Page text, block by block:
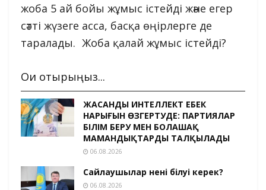
жоба 5 ай бойы жұмыс істейді және егер
сәтті жүзеге асса, басқа өңірлерге де
таралады. Жоба қалай жұмыс істейді?
Оқи отырыңыз...
ЖАСАНДЫ ИНТЕЛЛЕКТ ЕҢБЕК
НАРЫҒЫН ӨЗГЕРТУДЕ: ПАРТИЯЛАР
БІЛІМ БЕРУ МЕН БОЛАШАҚ
МАМАНДЫҚТАРДЫ ТАЛҚЫЛАДЫ
06.08.2026
Сайлаушылар нені білуі керек?
06.08.2026